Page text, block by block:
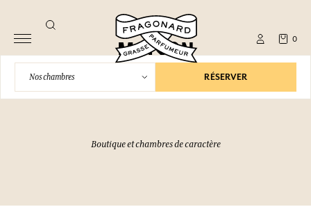
0
Bienvenue à la
MAISON
FRAGONARD
Boutique et chambres de caractère
Nos chambres RÉSERVER